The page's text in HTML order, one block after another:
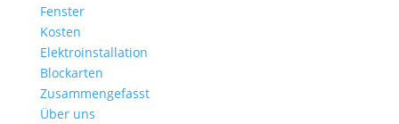
Fenster
Kosten
Elektroinstallation
Blockarten
Zusammengefasst
Über uns